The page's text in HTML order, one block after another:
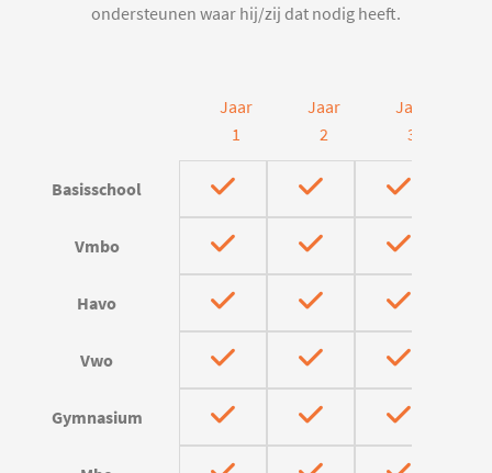
ondersteunen waar hij/zij dat nodig heeft.
Jaar
1
Jaar
2
Jaar
3
Basisschool
Vmbo
Havo
Vwo
Gymnasium